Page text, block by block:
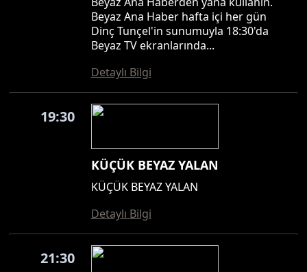
Beyaz Ana Haber hafta içi her gün
Dinç Tunçel'in sunumuyla 18:30'da
Beyaz TV ekranlarında...
Detaylı Bilgi
19:30
KÜÇÜK BEYAZ YALAN
KÜÇÜK BEYAZ YALAN
Detaylı Bilgi
21:30